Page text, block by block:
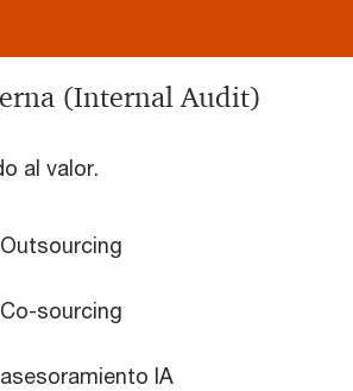
(Internal Audit)
al valor.
sourcing
IA